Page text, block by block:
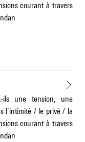
courant à travers
ils une tension, une
l’intimité / le privé / la
courant à travers